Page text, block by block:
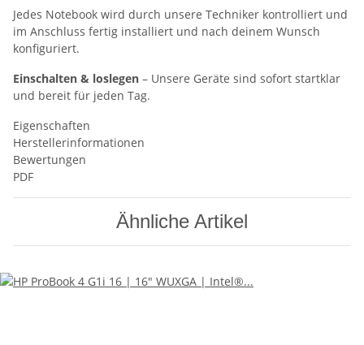
Jedes Notebook wird durch unsere Techniker kontrolliert und
im Anschluss fertig installiert und nach deinem Wunsch
konfiguriert.
Einschalten & loslegen – Unsere Geräte sind sofort startklar
und bereit für jeden Tag.
Eigenschaften
Herstellerinformationen
Bewertungen
PDF
Ähnliche Artikel